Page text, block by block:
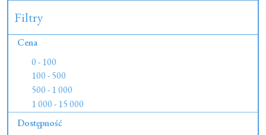
Filtry
Cena
0 - 100
100 - 500
500 - 1 000
1 000 - 15 000
Dostępność